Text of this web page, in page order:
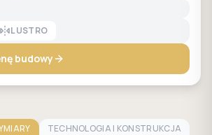
LUSTRO
budowy
TECHNOLOGIA I KONSTRUKCJA